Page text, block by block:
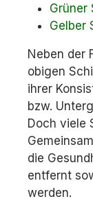
Grüner
Gelber
Neben der
obigen
ihrer
bzw.
Doch viele
die
entfernt
werden.